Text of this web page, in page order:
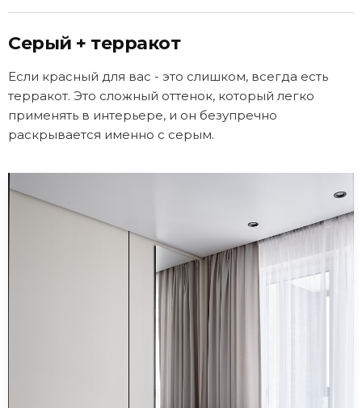
Серый + терракот
Если красный для вас - это слишком, всегда есть
терракот. Это сложный оттенок, который легко
применять в интерьере, и он безупречно
раскрывается именно с серым.